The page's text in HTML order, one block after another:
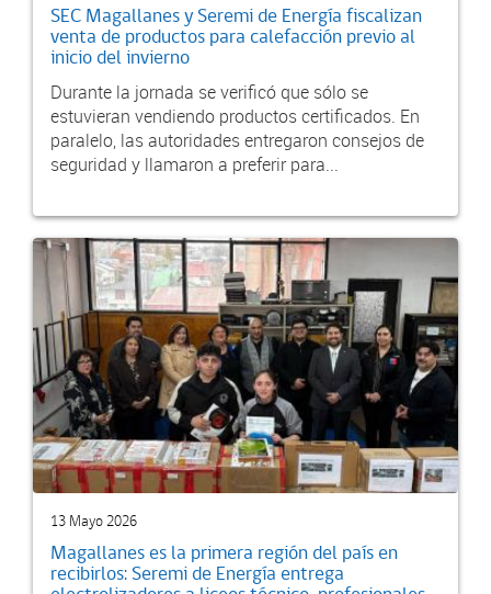
SEC Magallanes y Seremi de Energía fiscalizan
venta de productos para calefacción previo al
inicio del invierno
Durante la jornada se verificó que sólo se
estuvieran vendiendo productos certificados. En
paralelo, las autoridades entregaron consejos de
seguridad y llamaron a preferir para...
13 Mayo 2026
Magallanes es la primera región del país en
recibirlos: Seremi de Energía entrega